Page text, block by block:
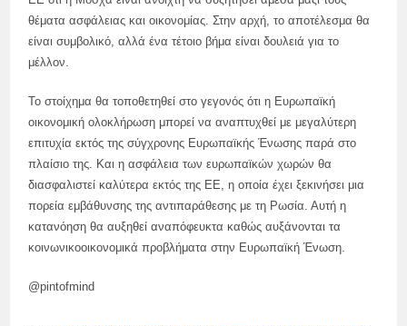
θέματα ασφάλειας και οικονομίας. Στην αρχή, το αποτέλεσμα θα
είναι συμβολικό, αλλά ένα τέτοιο βήμα είναι δουλειά για το
μέλλον.
Το στοίχημα θα τοποθετηθεί στο γεγονός ότι η Ευρωπαϊκή
οικονομική ολοκλήρωση μπορεί να αναπτυχθεί με μεγαλύτερη
επιτυχία εκτός της σύγχρονης Ευρωπαϊκής Ένωσης παρά στο
πλαίσιο της. Και η ασφάλεια των ευρωπαϊκών χωρών θα
διασφαλιστεί καλύτερα εκτός της ΕΕ, η οποία έχει ξεκινήσει μια
πορεία εμβάθυνσης της αντιπαράθεσης με τη Ρωσία. Αυτή η
κατανόηση θα αυξηθεί αναπόφευκτα καθώς αυξάνονται τα
κοινωνικοοικονομικά προβλήματα στην Ευρωπαϊκή Ένωση.
@pintofmind